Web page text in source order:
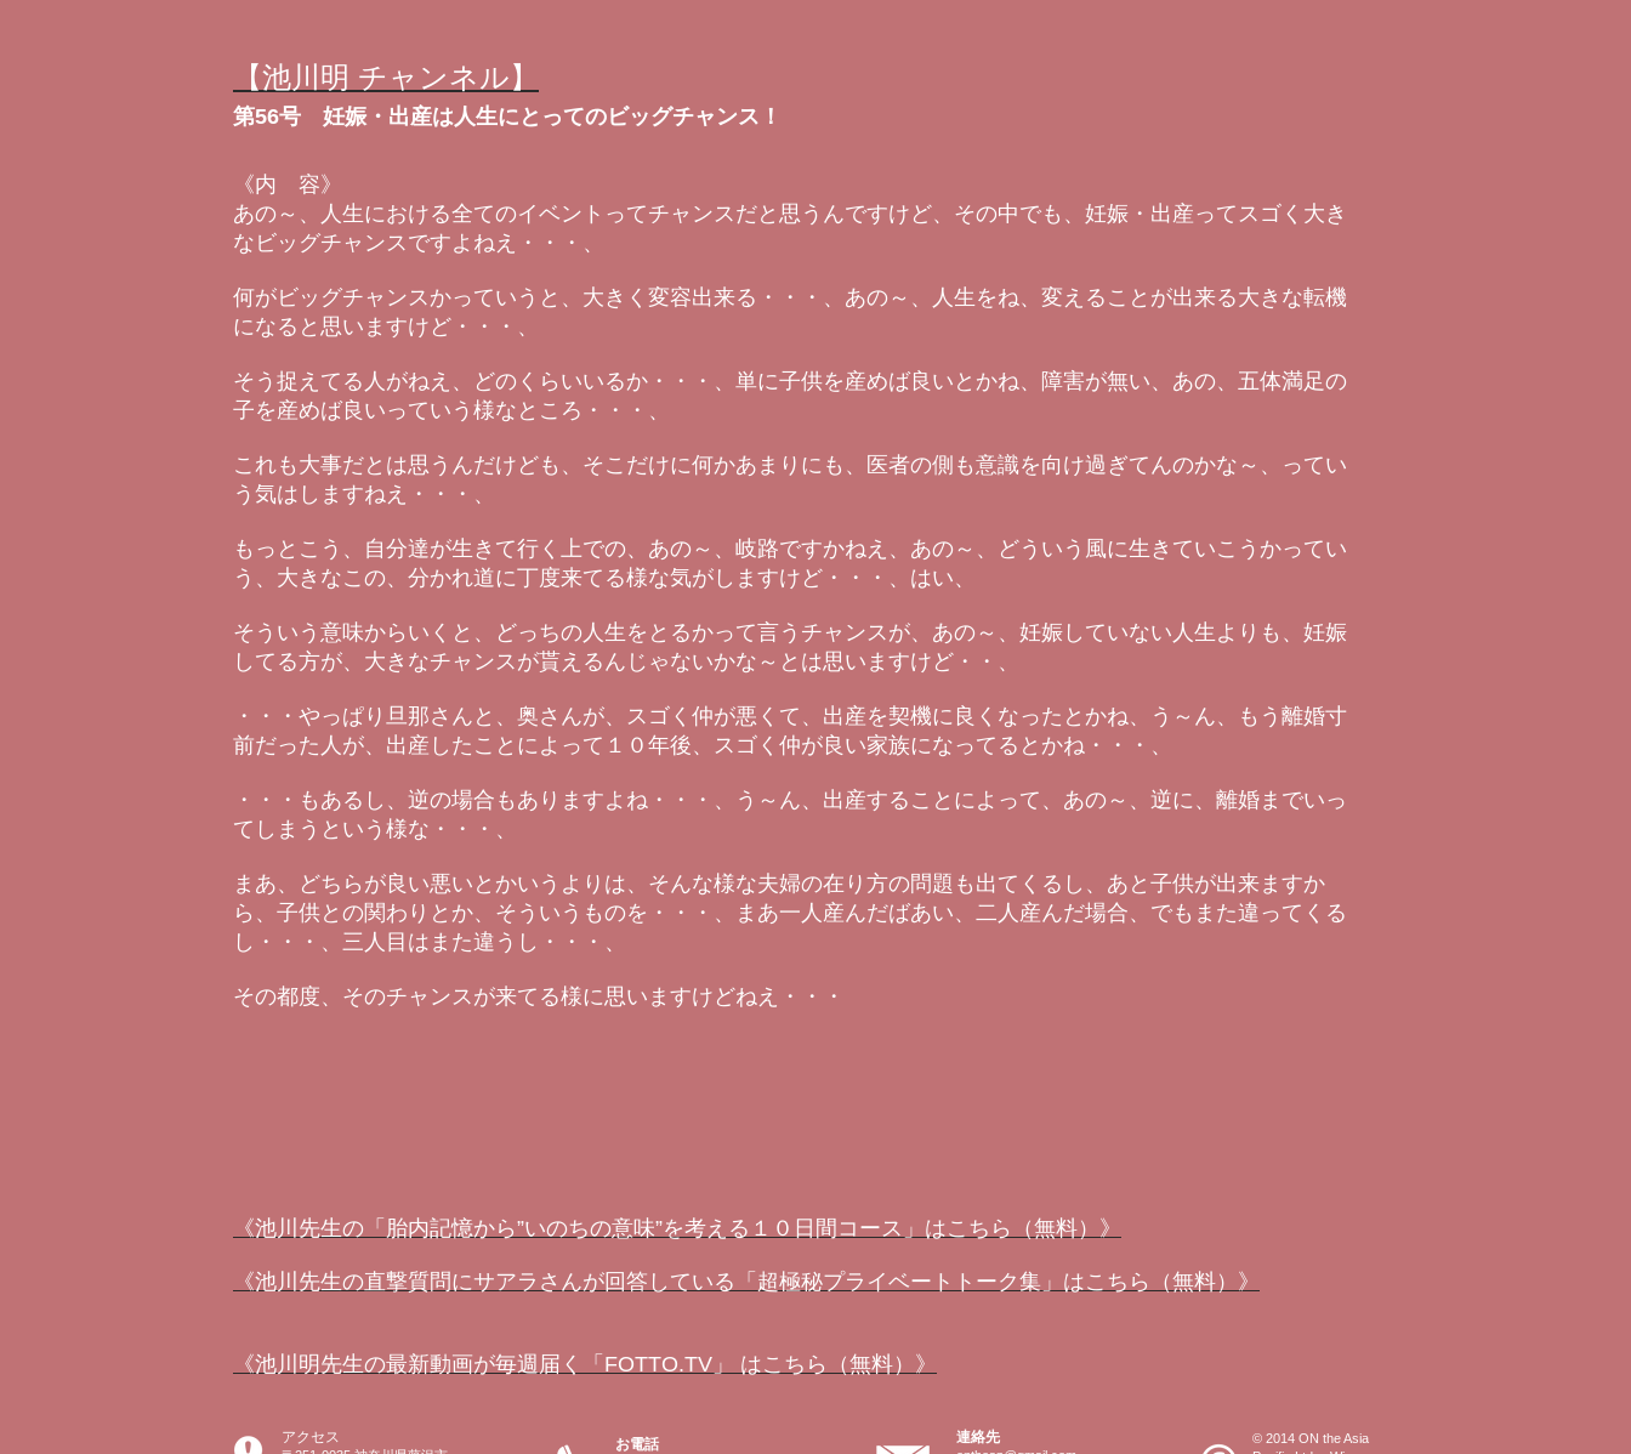
【池川明 チャンネル】
第56号 妊娠・出産は人生にとってのビッグチャンス！
《内 容》
あの～、人生における全てのイベントってチャンスだと思うんですけど、その中でも、妊娠・出産ってスゴく大き
なビッグチャンスですよねえ・・・、
何がビッグチャンスかっていうと、大きく変容出来る・・・、あの～、人生をね、変えることが出来る大きな転機
になると思いますけど・・・、
そう捉えてる人がねえ、どのくらいいるか・・・、単に子供を産めば良いとかね、障害が無い、あの、五体満足の
子を産めば良いっていう様なところ・・・、
これも大事だとは思うんだけども、そこだけに何かあまりにも、医者の側も意識を向け過ぎてんのかな～、ってい
う気はしますねえ・・・、
もっとこう、自分達が生きて行く上での、あの～、岐路ですかねえ、あの～、どういう風に生きていこうかってい
う、大きなこの、分かれ道に丁度来てる様な気がしますけど・・・、はい、
そういう意味からいくと、どっちの人生をとるかって言うチャンスが、あの～、妊娠していない人生よりも、妊娠
してる方が、大きなチャンスが貰えるんじゃないかな～とは思いますけど・・、
・・・やっぱり旦那さんと、奥さんが、スゴく仲が悪くて、出産を契機に良くなったとかね、う～ん、もう離婚寸
前だった人が、出産したことによって１０年後、スゴく仲が良い家族になってるとかね・・・、
・・・もあるし、逆の場合もありますよね・・・、う～ん、出産することによって、あの～、逆に、離婚までいっ
てしまうという様な・・・、
まあ、どちらが良い悪いとかいうよりは、そんな様な夫婦の在り方の問題も出てくるし、あと子供が出来ますか
ら、子供との関わりとか、そういうものを・・・、まあ一人産んだばあい、二人産んだ場合、でもまた違ってくる
し・・・、三人目はまた違うし・・・、
その都度、そのチャンスが来てる様に思いますけどねえ・・・
《池川先生の「胎内記憶から”いのちの意味”を考える１０日間コース」はこちら（無料）》
《池川先生の直撃質問にサアラさんが回答している「超極秘プライベートトーク集」はこちら（無料）》
《池川明先生の最新動画が毎週届く「FOTTO.TV」 はこちら（無料）》
アクセス お電話 連絡先
© 2014 ON the Asia